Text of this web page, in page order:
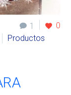
1
0
Productos